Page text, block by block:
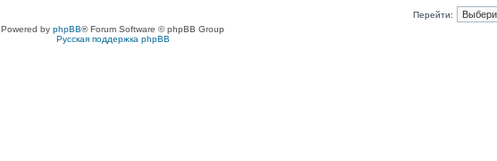
Перейти:
Powered by phpBB® Forum Software © phpBB Group
Русская поддержка phpBB